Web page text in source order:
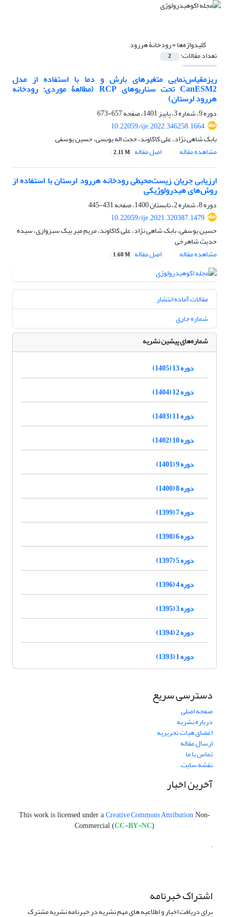
کلیدواژه‌ها =رودخانۀ هررود
تعداد مقالات: 2
ریزمقیاس‌نمایی متغیرهای بارش و دما با استفاده از مدل
CanESM2 تحت سناریوهای RCP (مطالعۀ موردی: رودخانه
هررود لرستان)
دوره 9، شماره 3، پاییز 1401، صفحه
657-673
10.22059/ije.2022.346258.1664
بابک شاهی نژاد، علی کاکاوند، حجت اله یونسی، حسین یوسفی
مشاهده مقاله
اصل مقاله 2.11 M
ارزیابی جریان زیست‌‌محیطی رودخانه هررود لرستان با استفاده از
روش‌های هیدرولوژیکی
دوره 8، شماره 2، تابستان 1400، صفحه
431-445
10.22059/ije.2021.320387.1479
حسین یوسفی، بابک شاهی نژاد، علی کاکاوند، مریم میر بیک سبزواری، سیده
حدیث شاهرخی
مشاهده مقاله
اصل مقاله 1.68 M
مقالات آماده انتشار
شماره جاری
شماره‌های پیشین نشریه
دوره 13 (1405)
دوره 12 (1404)
دوره 11 (1403)
دوره 10 (1402)
دوره 9 (1401)
دوره 8 (1400)
دوره 7 (1399)
دوره 6 (1398)
دوره 5 (1397)
دوره 4 (1396)
دوره 3 (1395)
دوره 2 (1394)
دوره 1 (1393)
دسترسی سریع
صفحه اصلی
درباره نشریه
اعضای هیات تحریریه
ارسال مقاله
تماس با ما
نقشه سایت
آخرین اخبار
This work is licensed under a Creative Commons Attribution Non-
Commercial (CC-BY-NC)
.
اشتراک خبرنامه
برای دریافت اخبار و اطلاعیه های مهم نشریه در خبرنامه نشریه مشترک